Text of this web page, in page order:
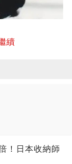
續
！日本收納師